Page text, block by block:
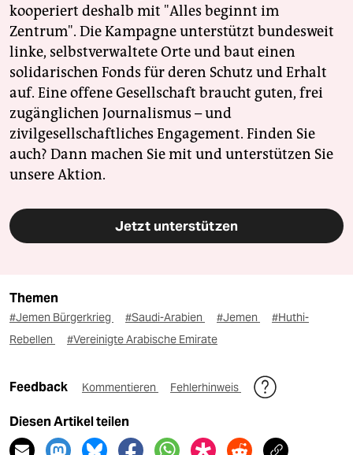
kooperiert deshalb mit "Alles beginnt im
Zentrum". Die Kampagne unterstützt bundesweit
linke, selbstverwaltete Orte und baut einen
solidarischen Fonds für deren Schutz und Erhalt
auf. Eine offene Gesellschaft braucht guten, frei
zugänglichen Journalismus – und
zivilgesellschaftliches Engagement. Finden Sie
auch? Dann machen Sie mit und unterstützen Sie
unsere Aktion.
Jetzt unterstützen
Themen
#Jemen Bürgerkrieg #Saudi-Arabien #Jemen
#Huthi-
Rebellen
#Vereinigte Arabische Emirate
Feedback Kommentieren Fehlerhinweis
Diesen Artikel teilen